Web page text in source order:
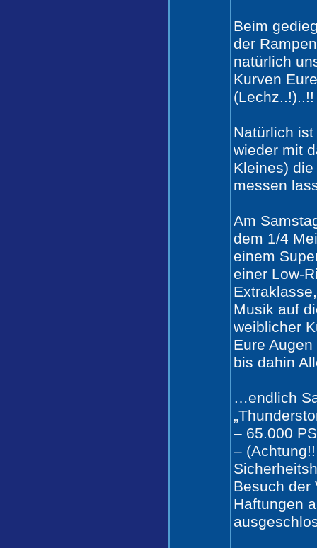
Beim
der
natürlich
Kurven
(Lechz..!)..!!
Natürlich
wieder mit
Kleines)
messen
Am
dem 1/4
einem
einer Low-
Musik auf
weiblicher
Eure
bis dahin
…endlich
– 65.000
–
Besuch der
Haftungen